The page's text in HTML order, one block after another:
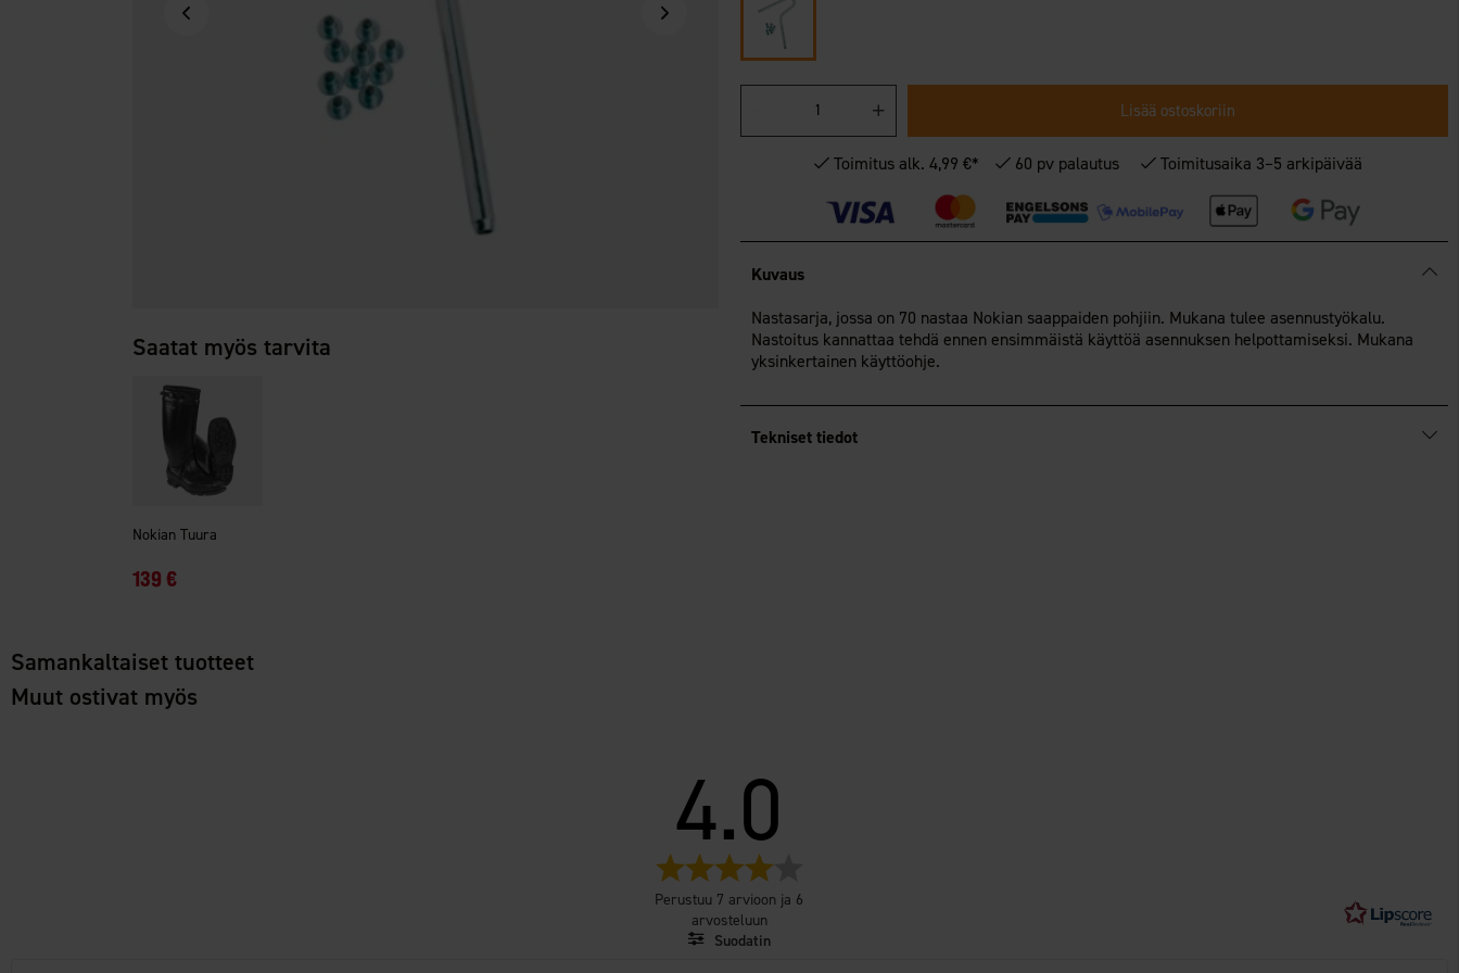
Saatat myös tarvita
Nokian Tuura
139 €
Lisää ostoskoriin
Toimitus alk. 4,99 €* 60 pv palautus Toimitusaika 3–5 arkipäivää
Kuvaus
Nastasarja, jossa on 70 nastaa Nokian saappaiden pohjiin. Mukana tulee asennustyökalu.
Nastoitus kannattaa tehdä ennen ensimmäistä käyttöä asennuksen helpottamiseksi. Mukana
yksinkertainen käyttöohje.
Tekniset tiedot
Samankaltaiset tuotteet
Muut ostivat myös
4.0
Perustuu 7 arvioon ja 6
arvosteluun
Suodatin